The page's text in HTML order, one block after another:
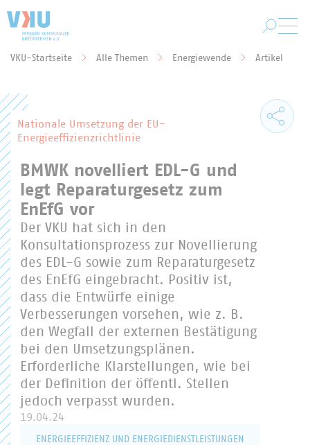
VKU-Startseite Alle Themen Energiewende Artikel
Nationale Umsetzung der EU-
Energieeffizienzrichtlinie
BMWK novelliert EDL-G und
legt Reparaturgesetz zum
EnEfG vor
Der VKU hat sich in den
Konsultationsprozess zur Novellierung
des EDL-G sowie zum Reparaturgesetz
des EnEfG eingebracht. Positiv ist,
dass die Entwürfe einige
Verbesserungen vorsehen, wie z. B.
den Wegfall der externen Bestätigung
bei den Umsetzungsplänen.
Erforderliche Klarstellungen, wie bei
der Definition der öffentl. Stellen
jedoch verpasst wurden.
19.04.24
ENERGIEEFFIZIENZ UND ENERGIEDIENSTLEISTUNGEN